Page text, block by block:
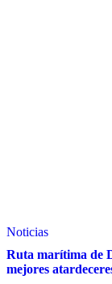
Noticias
Ruta marítima de
mejores